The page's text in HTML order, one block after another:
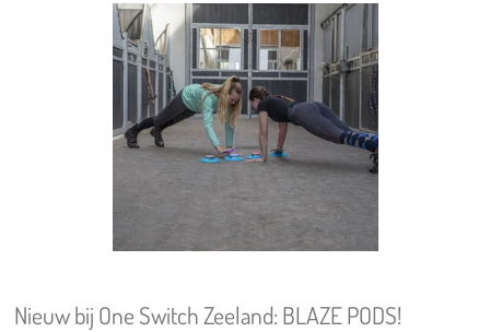
Nieuw bij One Switch Zeeland: BLAZE PODS!